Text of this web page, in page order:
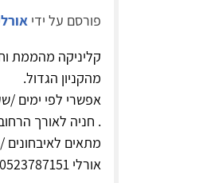
פורסם על ידי
מהקניון הגדול.
. חניה לאורך הרחוב ללא
מתאים לאיבחונים
אורלי 0523787151